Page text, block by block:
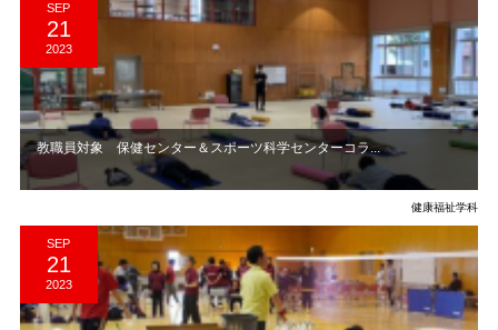
SEP
21
2023
教職員対象 保健センター＆スポーツ科学センターコラ...
健康福祉学科
SEP
21
2023